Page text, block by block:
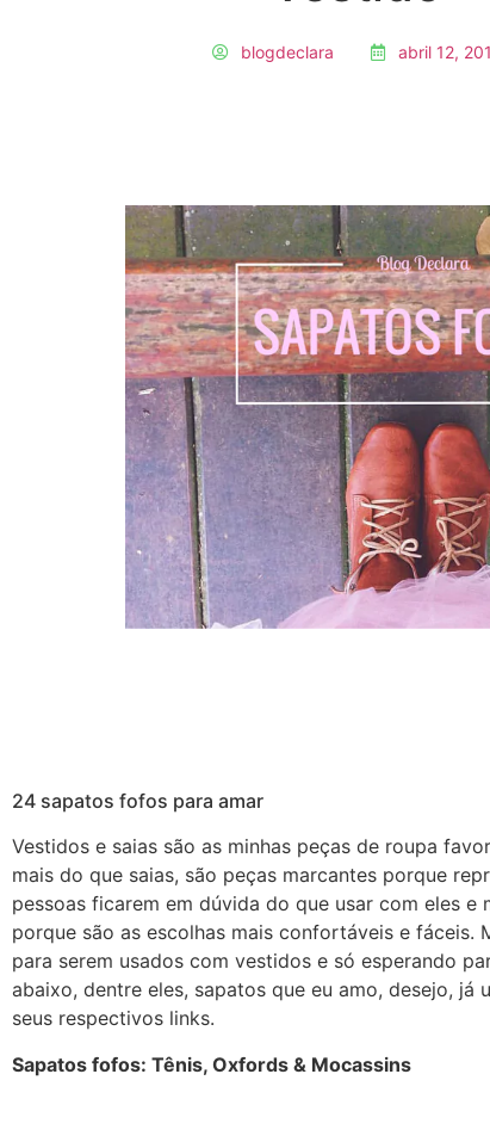
blogdeclara abril 12,
24 sapatos fofos para amar
Vestidos e saias são as minhas peças de roupa
mais do que saias, são peças marcantes porque
pessoas ficarem em dúvida do que usar com eles
porque são as escolhas mais confortáveis e
para serem usados com vestidos e só esperando
abaixo, dentre eles, sapatos que eu amo, desejo,
seus respectivos links.
Sapatos fofos: Tênis, Oxfords & Mocassins